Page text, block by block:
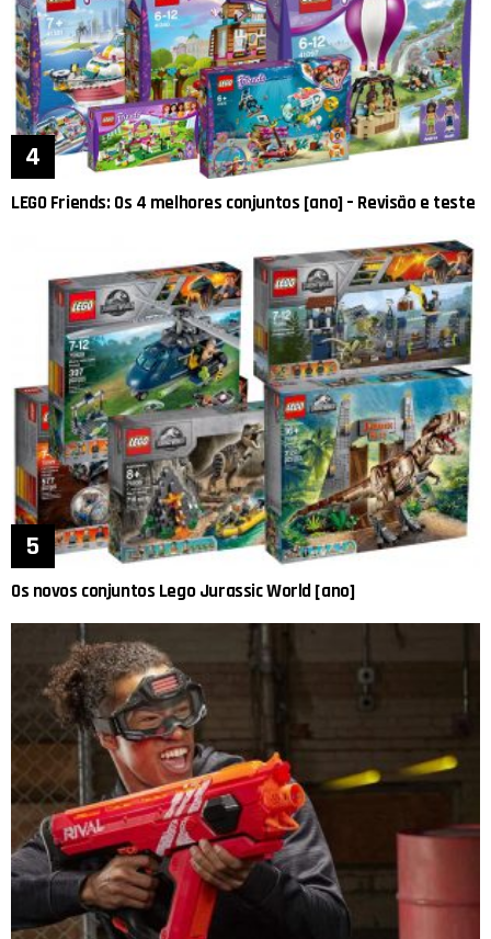
LEGO Friends: Os 4 melhores conjuntos [ano] – Revisão e teste
Os novos conjuntos Lego Jurassic World [ano]